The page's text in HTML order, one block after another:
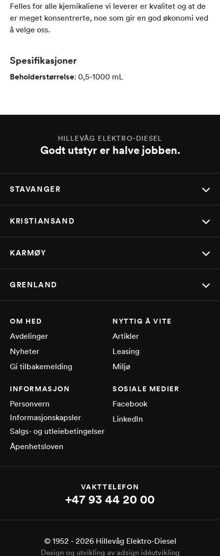
Felles for alle kjemikaliene vi leverer er kvalitet og at de
er meget konsentrerte, noe som gir en god økonomi ved
å velge oss.
Spesifikasjoner
Beholderstørrelse: 0,5-1000 mL
HILLEVÅG ELEKTRO-DIESEL
Godt utstyr er halve jobben.
STAVANGER
KRISTIANSAND
KARMØY
GRENLAND
OM HED
Avdelinger
Nyheter
Gi tilbakemelding
NYTTIG Å VITE
Artikler
Leasing
Miljø
INFORMASJON
Personvern
Informasjonskapsler
Salgs- og utleiebetingelser
Åpenhetsloven
SOSIALE MEDIER
Facebook
LinkedIn
VAKTTELEFON
+47 93 44 20 00
© 1952 - 2026Hillevåg Elektro-Diesel
Design og utvikling av adsign idéutvikling